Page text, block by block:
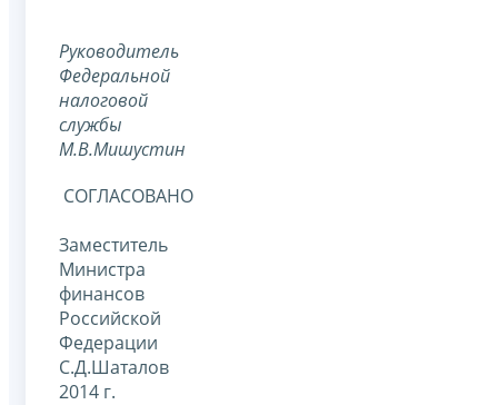
Руководитель
Федеральной
налоговой
службы
М.В.Мишустин
СОГЛАСОВАНО
Заместитель
Министра
финансов
Российской
Федерации
С.Д.Шаталов
2014 г.